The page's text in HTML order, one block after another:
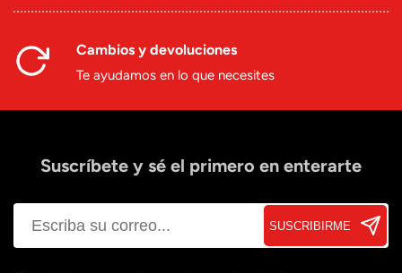
Cambios y devoluciones
Te ayudamos en lo que necesites
Suscríbete y sé el primero en enterarte
SUSCRIBIRME